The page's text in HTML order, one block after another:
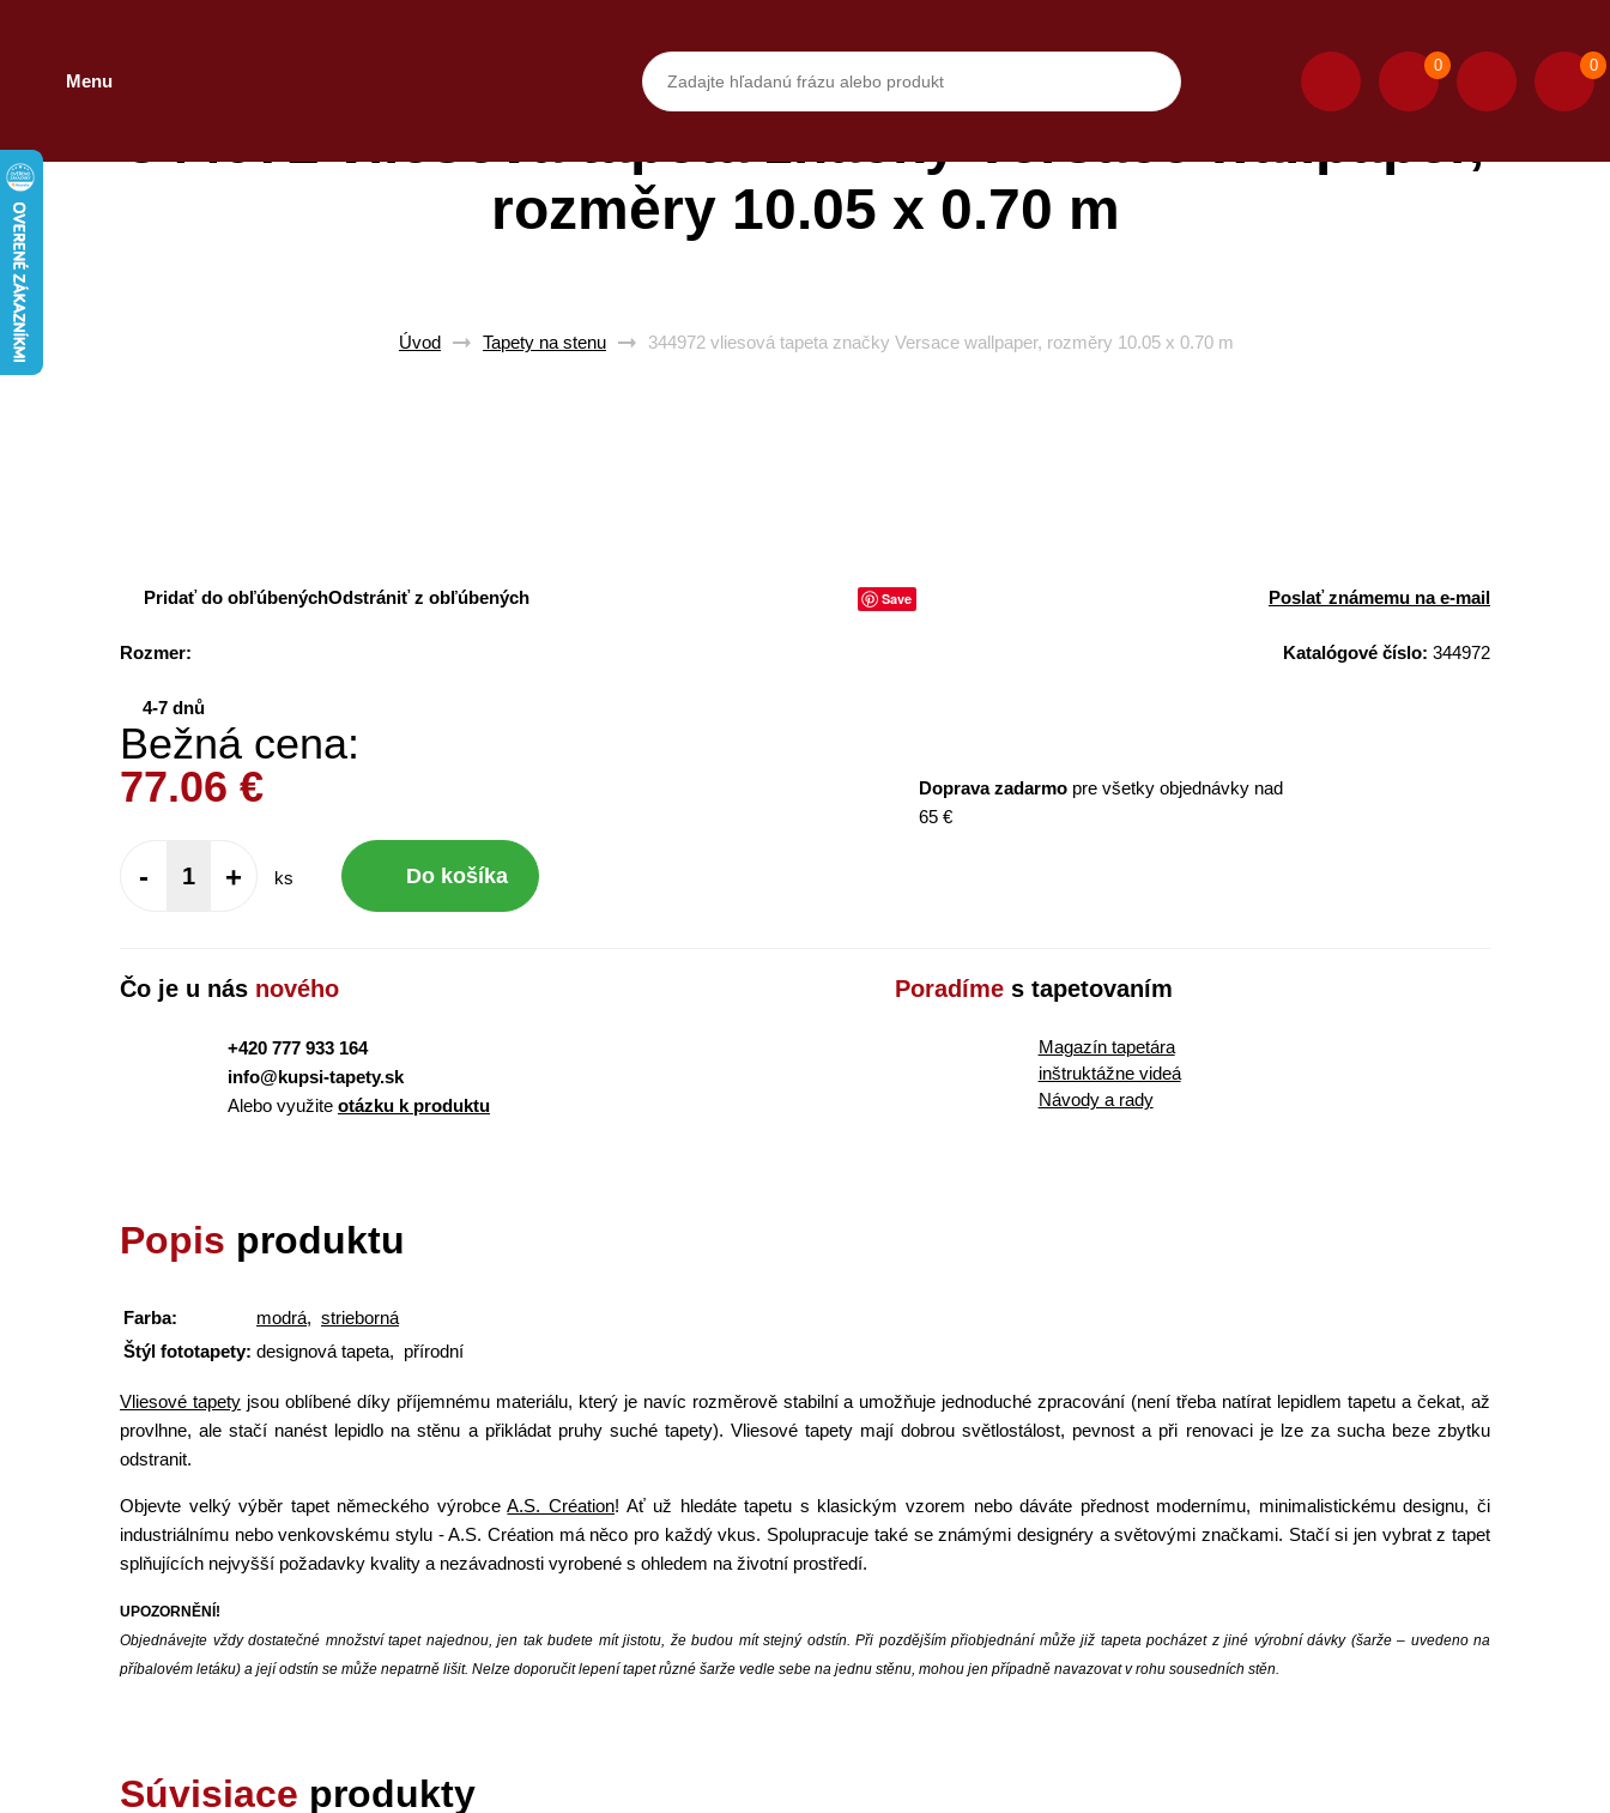
Menu
0 0
rozměry 10.05 x 0.70 m
Úvod Tapety na stenu 344972 vliesová tapeta značky Versace wallpaper, rozměry 10.05 x 0.70 m
Pridať do obľúbenýchOdstrániť z obľúbených Save Poslať známemu na e-mail
Rozmer: Katalógové číslo: 344972
4-7 dnů
Bežná cena:
77.06 €
- + ks Do košíka
Doprava zadarmo pre všetky objednávky nad
65 €
Čo je u nás nového
+420 777 933 164
info@kupsi-tapety.sk
Alebo využite otázku k produktu
Poradímes tapetovaním
Magazín tapetára
inštruktážne videá
Návody a rady
Popis produktu
Farba: modrá, strieborná
Štýl fototapety: designová tapeta, přírodní
Vliesové tapetyjsou oblíbené díky příjemnému materiálu, který je navíc rozměrově stabilní a umožňuje jednoduché zpracování (není třeba natírat lepidlem tapetu a čekat, až
provlhne, ale stačí nanést lepidlo na stěnu a přikládat pruhy suché tapety). Vliesové tapety mají dobrou světlostálost, pevnost a při renovaci je lze za sucha beze zbytku
odstranit.
Objevte velký výběr tapet německého výrobceA.S. Création! Ať už hledáte tapetu s klasickým vzorem nebo dáváte přednost modernímu, minimalistickému designu, či
industriálnímu nebo venkovskému stylu - A.S. Création má něco pro každý vkus. Spolupracuje také se známými designéry a světovými značkami. Stačí si jen vybrat z tapet
splňujících nejvyšší požadavky kvality a nezávadnosti vyrobené s ohledem na životní prostředí.
UPOZORNĚNÍ!
Objednávejte vždy dostatečné množství tapet najednou, jen tak budete mít jistotu, že budou mít stejný odstín. Při pozdějším přiobjednání může již tapeta pocházet z jiné výrobní dávky (šarže – uvedeno na
příbalovém letáku) a její odstín se může nepatrně lišit. Nelze doporučit lepení tapet různé šarže vedle sebe na jednu stěnu, mohou jen případně navazovat v rohu sousedních stěn.
Súvisiace produkty